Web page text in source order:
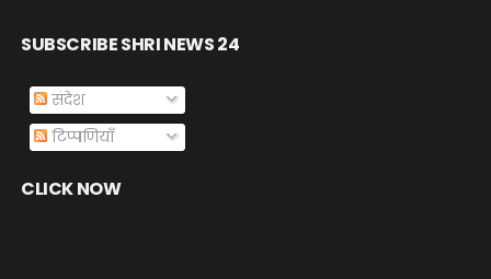
SUBSCRIBE SHRI NEWS 24
संदेश
टिप्पणियाँ
CLICK NOW